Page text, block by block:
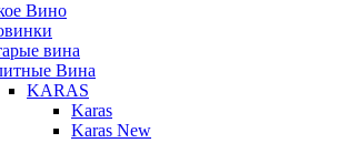
Вино
вина
Вина
KARAS
Karas
Karas New